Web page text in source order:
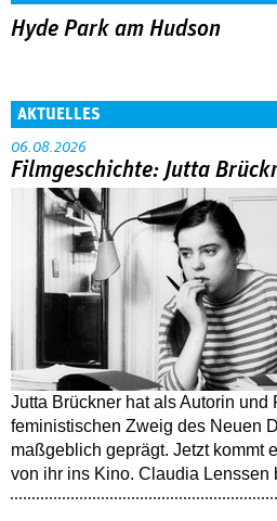
Hyde Park am Hudson
AKTUELLES
06.08.2026
Filmgeschichte: Jutta
Jutta Brückner hat als Autorin und
feministischen Zweig des Neuen
maßgeblich geprägt. Jetzt kommt
von ihr ins Kino. Claudia Lenssen